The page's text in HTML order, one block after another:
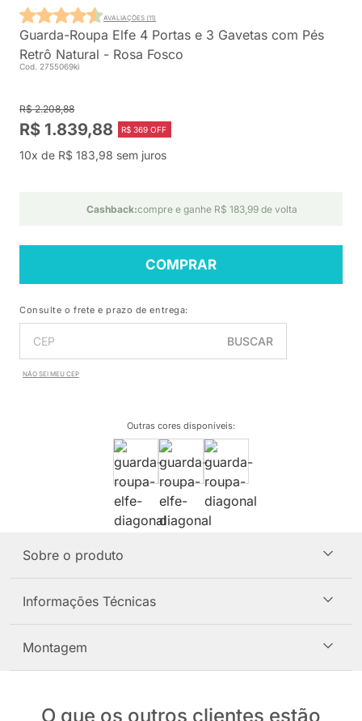
Guarda-Roupa Elfe 4 Portas e 3 Gavetas com Pés
Retrô Natural - Rosa Fosco
Cod. 2755069ki
AVALIAÇÕES (11)
R$ 2.208,88
R$ 1.839,88 R$ 369 OFF
10x de R$ 183,98 sem juros
Cashback:compre e ganhe R$ 183,99 de volta
COMPRAR
Consulte o frete e prazo de entrega:
BUSCAR
NÃO SEI MEU CEP
Outras cores disponíveis:
Sobre o produto
Informações Técnicas
Montagem
O que os outros clientes estão